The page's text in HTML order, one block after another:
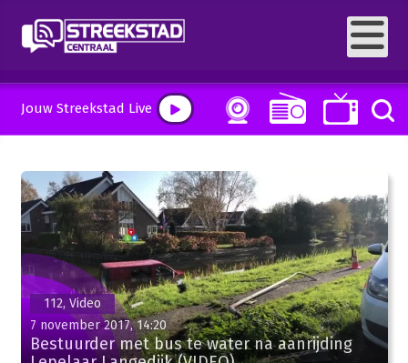
Jouw Streekstad Live
112, Video
7 november 2017, 14:20
Bestuurder met bus te water na aanrijding